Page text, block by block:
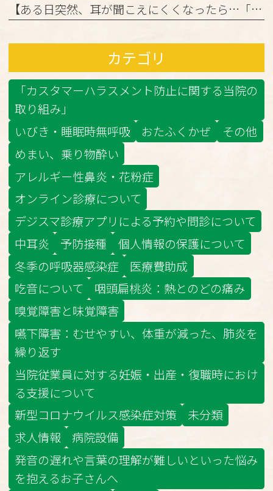
【ある日突然、耳が聞こえにくくなったら…「突発性難聴」かもしれません】
カテゴリ
「カスタマーハラスメント防止に関する当院の
取り組み」
いびき・睡眠時無呼吸
おたふくかぜ
その他
めまい、乗り物酔い
アレルギー性鼻炎・花粉症
オンライン診療について
デジスマ診療アプリによる予約や問診について
中耳炎
予防接種
個人情報の保護について
冬季の呼吸器感染症
医療費助成
吃音について
咽頭扁桃炎：熱とのどの痛み
嗅覚障害と味覚障害
嚥下障害：むせやすい、体重が減った、肺炎を
繰り返す
当院従業員に対する妊娠・出産・復職時におけ
る支援について
新型コロナウイルス感染症対策
未分類
求人情報
病院設備
発音の遅れや言葉の理解が難しいといった悩み
を抱えるお子さんへ